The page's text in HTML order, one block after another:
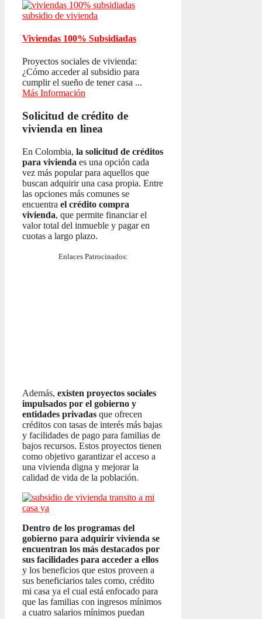
Viviendas 100% Subsidiadas
Proyectos sociales de vivienda:
¿Cómo acceder al subsidio para
cumplir el sueño de tener casa ...
Más Información
Solicitud de crédito de
vivienda en linea
En Colombia, la solicitud de créditos
para vivienda es una opción cada
vez más popular para aquellos que
buscan adquirir una casa propia. Entre
las opciones más comunes se
encuentra el crédito compra
vivienda, que permite financiar el
valor total del inmueble y pagar en
cuotas a largo plazo.
Enlaces Patrocinados:
Además, existen proyectos sociales
impulsados por el gobierno y
entidades privadas que ofrecen
créditos con tasas de interés más bajas
y facilidades de pago para familias de
bajos recursos. Estos proyectos tienen
como objetivo garantizar el acceso a
una vivienda digna y mejorar la
calidad de vida de la población.
Dentro de los programas del
gobierno para adquirir vivienda se
encuentran los más destacados por
sus facilidades para acceder a ellos
y los beneficios que estos proveen a
sus beneficiarios tales como, crédito
mi casa ya el cual está enfocado para
que las familias con ingresos mínimos
a cuatro salarios mínimos puedan